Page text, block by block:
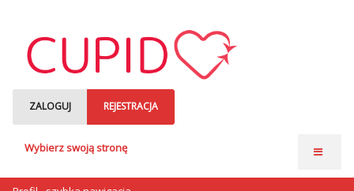
ZALOGUJ REJESTRACJA
Wybierz swoją stronę